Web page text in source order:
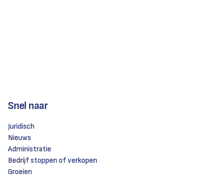
Snel naar
Juridisch
Nieuws
Administratie
Bedrijf stoppen of verkopen
Groeien